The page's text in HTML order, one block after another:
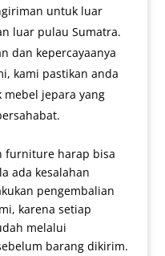
untuk luar
luar pulau Sumatra.
dan kepercayaanya
kami pastikan anda
jepara yang
furniture harap bisa
ada kesalahan
pengembalian
karena setiap
melalui
barang dikirim.